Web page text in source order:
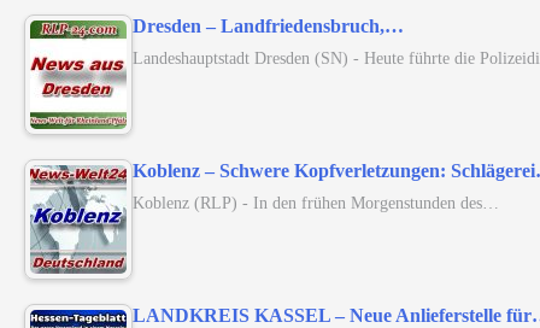
Dresden – Landfriedensbruch,…
Landeshauptstadt Dresden (SN) - Heute führte die
Koblenz – Schwere Kopfverletzungen:
Koblenz (RLP) - In den frühen Morgenstunden des…
LANDKREIS KASSEL – Neue Anlieferstelle